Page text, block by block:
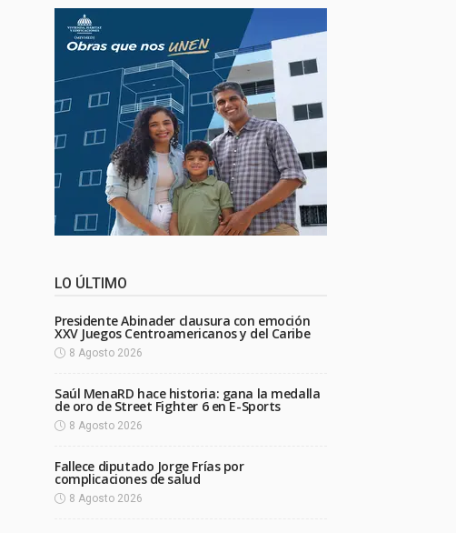
LO ÚLTIMO
Presidente Abinader clausura con emoción
XXV Juegos Centroamericanos y del Caribe
8 Agosto 2026
Saúl MenaRD hace historia: gana la medalla
de oro de Street Fighter 6 en E-Sports
8 Agosto 2026
Fallece diputado Jorge Frías por
complicaciones de salud
8 Agosto 2026